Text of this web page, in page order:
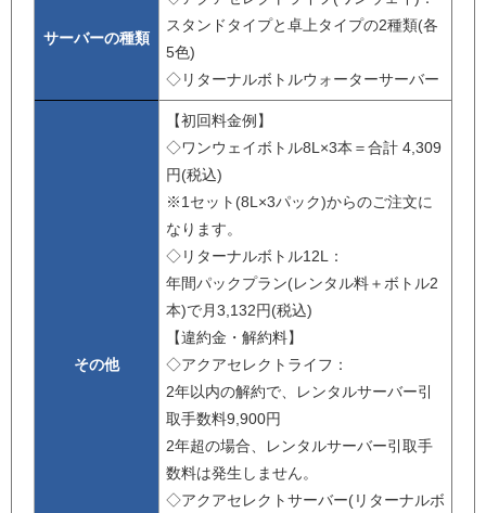
サーバーの種類
スタンドタイプと卓上タイプの2種類(各
5色)
◇リターナルボトルウォーターサーバー
その他
【初回料金例】
◇ワンウェイボトル8L×3本＝合計 4,309
円(税込)
※1セット(8L×3パック)からのご注文に
なります。
◇リターナルボトル12L：
年間パックプラン(レンタル料＋ボトル2
本)で月3,132円(税込)
【違約金・解約料】
◇アクアセレクトライフ：
2年以内の解約で、レンタルサーバー引
取手数料9,900円
2年超の場合、レンタルサーバー引取手
数料は発生しません。
◇アクアセレクトサーバー(リターナルボ